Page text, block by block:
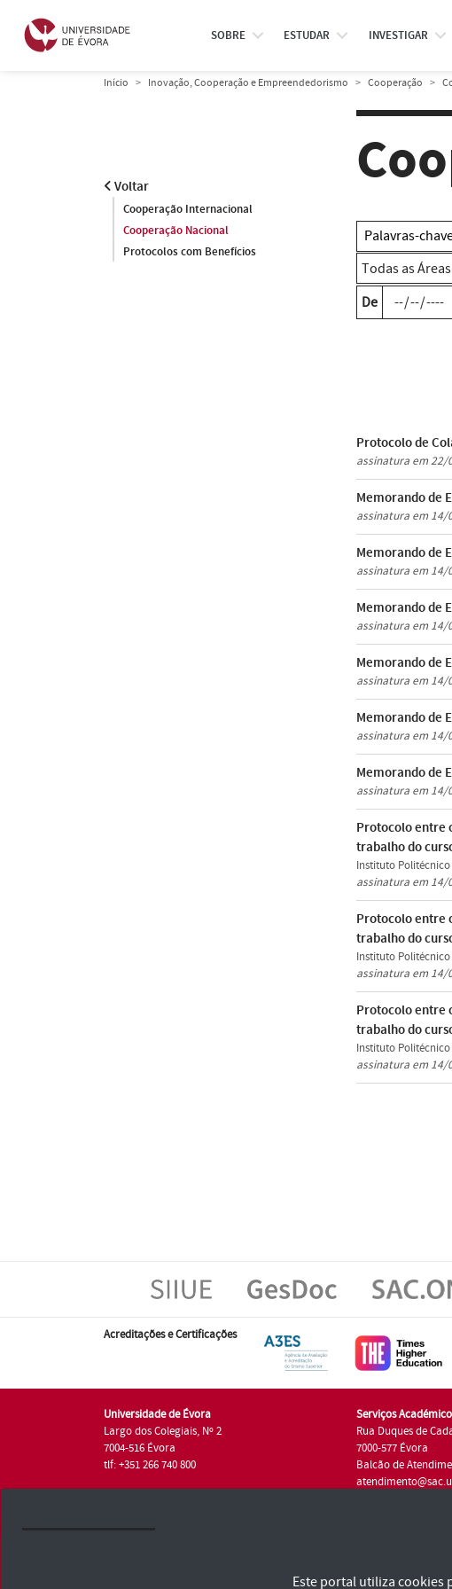
SOBRE ESTUDAR INVESTIGAR
Início Inovação, Cooperação e Empreendedorismo Cooperação
Voltar
Cooperação Internacional
Cooperação Nacional
Protocolos com Benefícios
De
Protocolo de
assinatura em 22/
Memorando de
assinatura em 14/
Memorando de
assinatura em 14/
Memorando de
assinatura em 14/
Memorando de
assinatura em 14/
Memorando de
assinatura em 14/
Memorando de
assinatura em 14/
Protocolo entre
trabalho do
Instituto
assinatura em 14/
Protocolo entre
trabalho do
Instituto
assinatura em 14/
Protocolo entre
trabalho do
Instituto
assinatura em 14/
Acreditações e Certificações
Universidade de Évora
Largo dos Colegiais, Nº 2
7004-516 Évora
tlf: +351 266 740 800
Serviços
Rua Duques de
7000-577 Évora
Balcão de
Consulte os Termos e Condições e Política de Privacidade
Este portal utiliza cookies